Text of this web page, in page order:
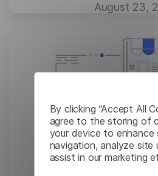
By clicking “Accept All
agree to the storing of
your device to enhance
navigation, analyze site
assist in our marketing
August 23,